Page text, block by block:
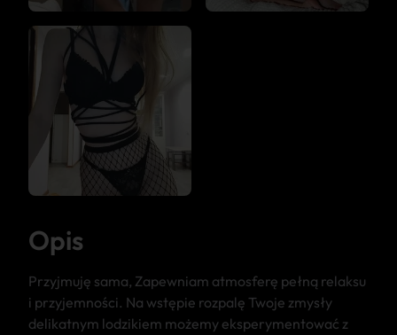
Opis
Przyjmuję sama, Zapewniam atmosferę pełną relaksu
i przyjemności. Na wstępie rozpalę Twoje zmysły
delikatnym lodzikiem możemy eksperymentować z